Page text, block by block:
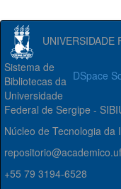
UNIVERSIDADE
DSpace
Sistema de
Bibliotecas da
Universidade
Federal de Sergipe -
Núcleo de Tecnologia da
+55 79 3194-6528